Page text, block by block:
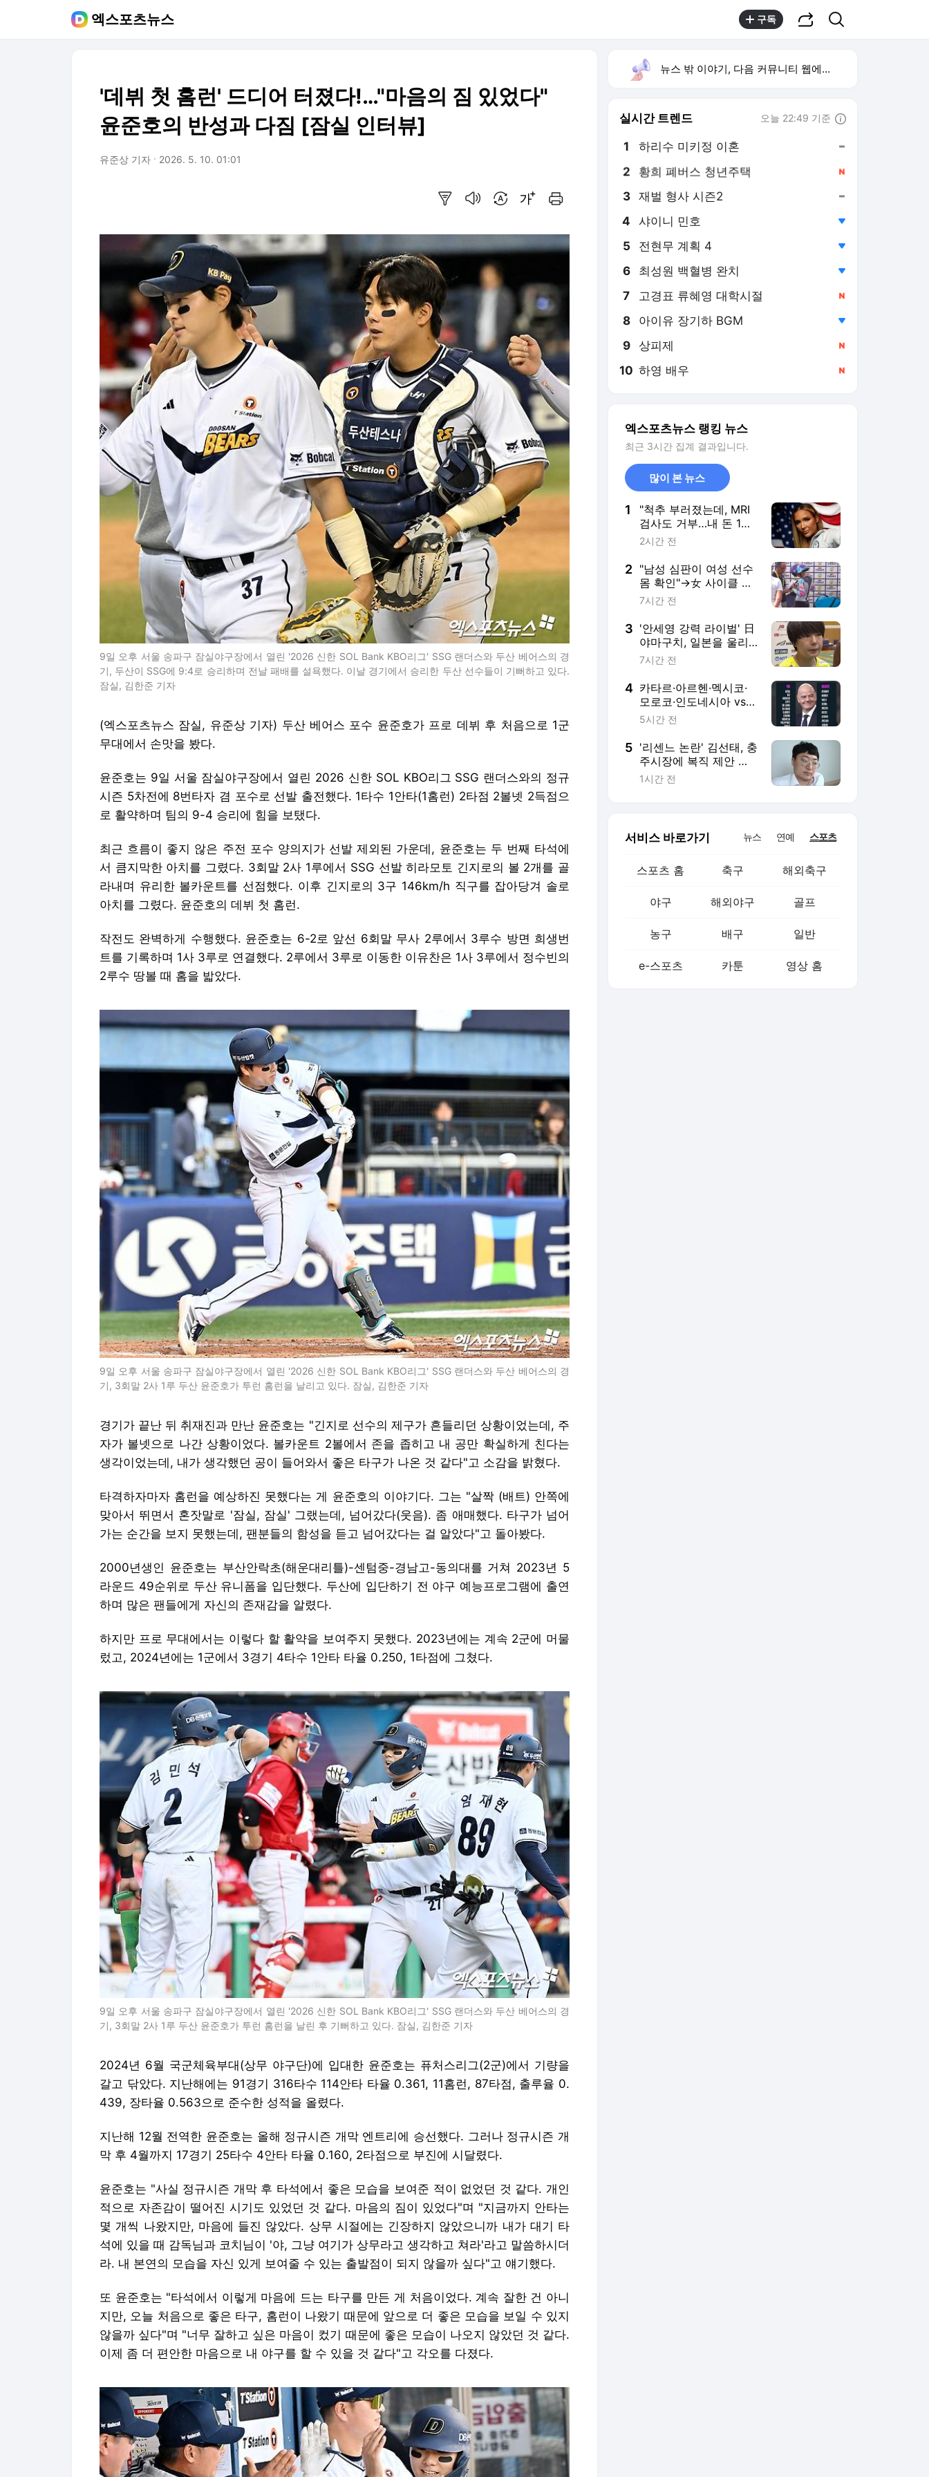
엑스포츠뉴스 구독
'데뷔 첫 홈런' 드디어 터졌다!…"마음의 짐 있었다"
윤준호의 반성과 다짐 [잠실 인터뷰]
유준상 기자 2026. 5. 10. 01:01
9일 오후 서울 송파구 잠실야구장에서 열린 '2026 신한 SOL Bank KBO리그' SSG 랜더스와 두산 베어스의 경
기, 두산이 SSG에 9:4로 승리하며 전날 패배를 설욕했다. 이날 경기에서 승리한 두산 선수들이 기뻐하고 있다.
잠실, 김한준 기자
(엑스포츠뉴스 잠실, 유준상 기자) 두산 베어스 포수 윤준호가 프로 데뷔 후 처음으로 1군
무대에서 손맛을 봤다.
윤준호는 9일 서울 잠실야구장에서 열린 2026 신한 SOL KBO리그 SSG 랜더스와의 정규
시즌 5차전에 8번타자 겸 포수로 선발 출전했다. 1타수 1안타(1홈런) 2타점 2볼넷 2득점으
로 활약하며 팀의 9-4 승리에 힘을 보탰다.
최근 흐름이 좋지 않은 주전 포수 양의지가 선발 제외된 가운데, 윤준호는 두 번째 타석에
서 큼지막한 아치를 그렸다. 3회말 2사 1루에서 SSG 선발 히라모토 긴지로의 볼 2개를 골
라내며 유리한 볼카운트를 선점했다. 이후 긴지로의 3구 146km/h 직구를 잡아당겨 솔로
아치를 그렸다. 윤준호의 데뷔 첫 홈런.
작전도 완벽하게 수행했다. 윤준호는 6-2로 앞선 6회말 무사 2루에서 3루수 방면 희생번
트를 기록하며 1사 3루로 연결했다. 2루에서 3루로 이동한 이유찬은 1사 3루에서 정수빈의
2루수 땅볼 때 홈을 밟았다.
9일 오후 서울 송파구 잠실야구장에서 열린 '2026 신한 SOL Bank KBO리그' SSG 랜더스와 두산 베어스의 경
기, 3회말 2사 1루 두산 윤준호가 투런 홈런을 날리고 있다. 잠실, 김한준 기자
경기가 끝난 뒤 취재진과 만난 윤준호는 "긴지로 선수의 제구가 흔들리던 상황이었는데, 주
자가 볼넷으로 나간 상황이었다. 볼카운트 2볼에서 존을 좁히고 내 공만 확실하게 친다는
생각이었는데, 내가 생각했던 공이 들어와서 좋은 타구가 나온 것 같다"고 소감을 밝혔다.
타격하자마자 홈런을 예상하진 못했다는 게 윤준호의 이야기다. 그는 "살짝 (배트) 안쪽에
맞아서 뛰면서 혼잣말로 '잠실, 잠실' 그랬는데, 넘어갔다(웃음). 좀 애매했다. 타구가 넘어
가는 순간을 보지 못했는데, 팬분들의 함성을 듣고 넘어갔다는 걸 알았다"고 돌아봤다.
2000년생인 윤준호는 부산안락초(해운대리틀)-센텀중-경남고-동의대를 거쳐 2023년 5
라운드 49순위로 두산 유니폼을 입단했다. 두산에 입단하기 전 야구 예능프로그램에 출연
하며 많은 팬들에게 자신의 존재감을 알렸다.
하지만 프로 무대에서는 이렇다 할 활약을 보여주지 못했다. 2023년에는 계속 2군에 머물
렀고, 2024년에는 1군에서 3경기 4타수 1안타 타율 0.250, 1타점에 그쳤다.
9일 오후 서울 송파구 잠실야구장에서 열린 '2026 신한 SOL Bank KBO리그' SSG 랜더스와 두산 베어스의 경
기, 3회말 2사 1루 두산 윤준호가 투런 홈런을 날린 후 기뻐하고 있다. 잠실, 김한준 기자
2024년 6월 국군체육부대(상무 야구단)에 입대한 윤준호는 퓨처스리그(2군)에서 기량을
갈고 닦았다. 지난해에는 91경기 316타수 114안타 타율 0.361, 11홈런, 87타점, 출루율 0.
439, 장타율 0.563으로 준수한 성적을 올렸다.
지난해 12월 전역한 윤준호는 올해 정규시즌 개막 엔트리에 승선했다. 그러나 정규시즌 개
막 후 4월까지 17경기 25타수 4안타 타율 0.160, 2타점으로 부진에 시달렸다.
윤준호는 "사실 정규시즌 개막 후 타석에서 좋은 모습을 보여준 적이 없었던 것 같다. 개인
적으로 자존감이 떨어진 시기도 있었던 것 같다. 마음의 짐이 있었다"며 "지금까지 안타는
몇 개씩 나왔지만, 마음에 들진 않았다. 상무 시절에는 긴장하지 않았으니까 내가 대기 타
석에 있을 때 감독님과 코치님이 '야, 그냥 여기가 상무라고 생각하고 쳐라'라고 말씀하시더
라. 내 본연의 모습을 자신 있게 보여줄 수 있는 출발점이 되지 않을까 싶다"고 얘기했다.
또 윤준호는 "타석에서 이렇게 마음에 드는 타구를 만든 게 처음이었다. 계속 잘한 건 아니
지만, 오늘 처음으로 좋은 타구, 홈런이 나왔기 때문에 앞으로 더 좋은 모습을 보일 수 있지
않을까 싶다"며 "너무 잘하고 싶은 마음이 컸기 때문에 좋은 모습이 나오지 않았던 것 같다.
이제 좀 더 편안한 마음으로 내 야구를 할 수 있을 것 같다"고 각오를 다졌다.
뉴스 밖 이야기, 다음 커뮤니티 웹에서 보기
실시간 트렌드 오늘 22:49 기준
1 하리수 미키정 이혼
2 황희 폐버스 청년주택
3 재벌 형사 시즌2
4 샤이니 민호
5 전현무 계획 4
6 최성원 백혈병 완치
7 고경표 류혜영 대학시절
8 아이유 장기하 BGM
9 상피제
10 하영 배우
엑스포츠뉴스 랭킹 뉴스
최근 3시간 집계 결과입니다.
많이 본 뉴스
1
"척추 부러졌는데, MRI
검사도 거부…내 돈 1억
6000만원으로 수술"→
슬레이협회 고소
2시간 전
2 "남성 심판이 여성 선수
몸 확인"→女 사이클 노
조 격분 "이걸 왜 이슈거
이트 후폭풍 거세다
7시간 전
3 '안세영 강력 라이벌' 日
야마구치, 일본을 울리
다…"지진 피해 입은 이
하겠다" 세계선수권 2연
패 도전
7시간 전
4 카타르·아르헨·멕시코·
모로코·인도네시아 vs
잉글랜드·독일·크로아티
계 축구 분열 점점 더 커
진다, 찬반 국가 어디?
5시간 전
5 '리센느 논란' 김선태, 충
주시장에 복직 제안 받
았다…"돌아올 생각 있
1시간 전
서비스 바로가기 뉴스 연예 스포츠
스포츠 홈 축구 해외축구
야구 해외야구 골프
농구 배구 일반
e-스포츠 카툰 영상 홈